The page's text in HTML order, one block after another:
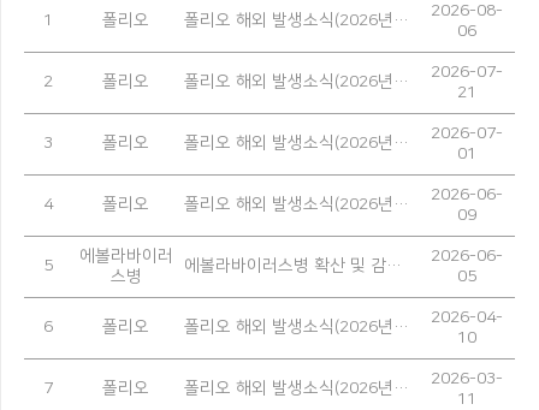
1 폴리오 폴리오 해외 발생소식(2026년 7월)
2026-08-
06
2 폴리오 폴리오 해외 발생소식(2026년 6월)
2026-07-
21
3 폴리오 폴리오 해외 발생소식(2026년 5월)
2026-07-
01
4 폴리오 폴리오 해외 발생소식(2026년 4월)
2026-06-
09
5
에볼라바이러
스병
에볼라바이러스병 확산 및 감염 예방을 위한 안내
2026-06-
05
6 폴리오 폴리오 해외 발생소식(2026년 3월)
2026-04-
10
7 폴리오 폴리오 해외 발생소식(2026년 2월)
2026-03-
11